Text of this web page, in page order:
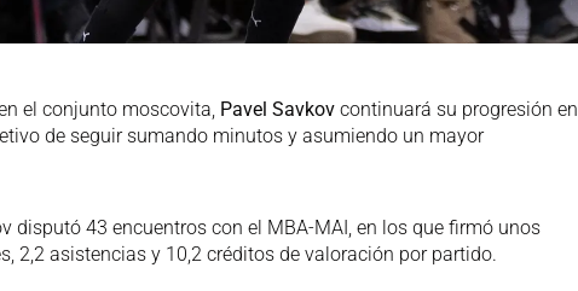
el conjunto moscovita, Pavel Savkov continuará su progresión en
de seguir sumando minutos y asumiendo un mayor
disputó 43 encuentros con el MBA-MAI, en los que firmó unos
2,2 asistencias y 10,2 créditos de valoración por partido.